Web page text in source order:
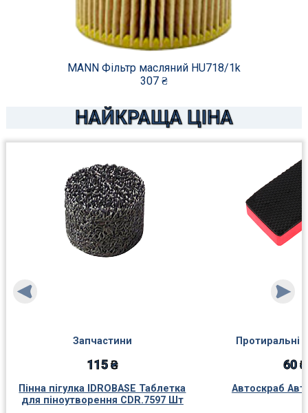
MANN Фільтр масляний HU718/1k
307 ₴
НАЙКРАЩА ЦІНА
Запчастини
115 ₴
Пінна пігулка IDROBASE Таблетка
для піноутворення CDR.7597 Шт
Протиральні
60 ₴
Автоскраб